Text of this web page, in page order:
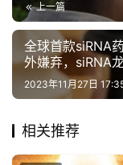
联
系
我
们
上一篇
全球首款siRNA
外嫌弃，siRNA
2023年11月27日
相关推荐